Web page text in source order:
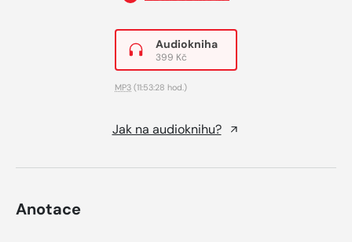
Audiokniha
399 Kč
MP3 (11:53:28 hod.)
Jak na audioknihu?
Anotace